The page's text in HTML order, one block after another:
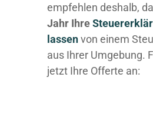
empfehlen deshalb,
Jahr Ihre
lassenvon einem
aus Ihrer Umgebung.
jetzt Ihre Offerte an: